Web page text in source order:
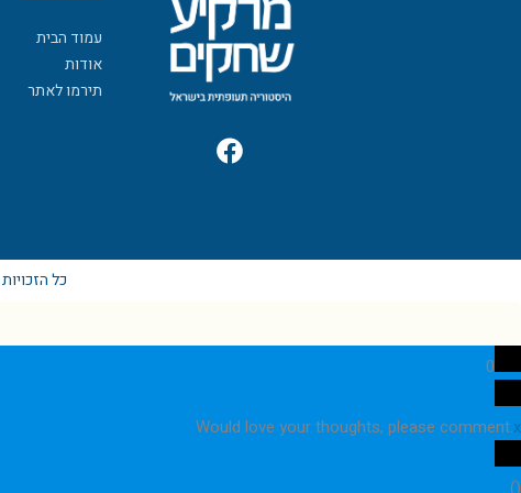
F
a
עמוד הבית
אודות
תירמו לאתר
כל
0
Would love your thoughts, please comment.x
(
)